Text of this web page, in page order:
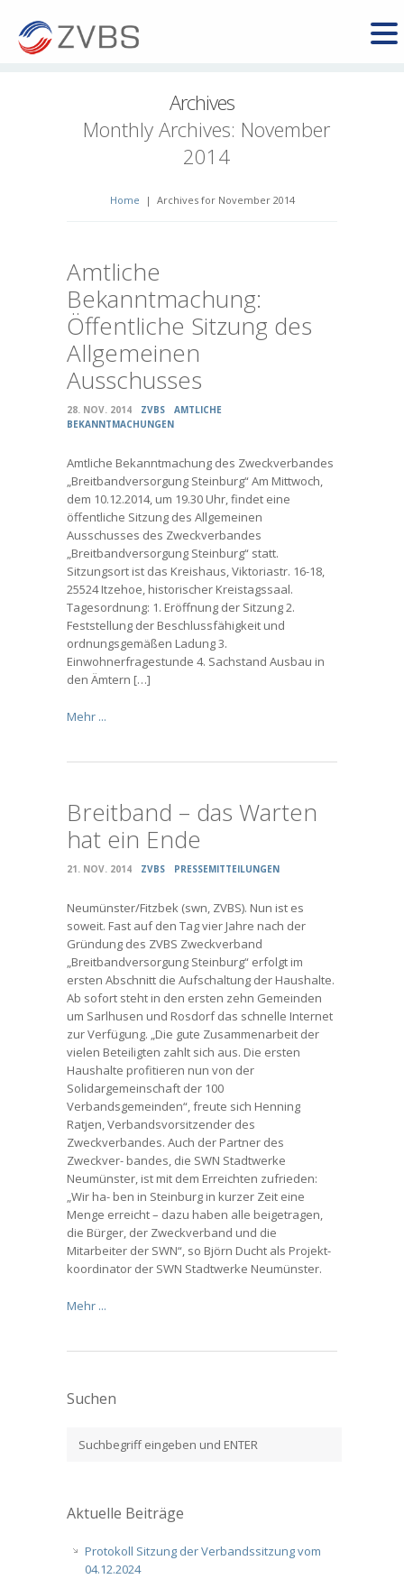
Archives
Monthly Archives: November
2014
Home | Archives for November 2014
Amtliche
Bekanntmachung:
Öffentliche Sitzung des
Allgemeinen
Ausschusses
28. NOV. 2014 ZVBS
AMTLICHE
BEKANNTMACHUNGEN
Amtliche Bekanntmachung des Zweckverbandes
„Breitbandversorgung Steinburg“ Am Mittwoch,
dem 10.12.2014, um 19.30 Uhr, findet eine
öffentliche Sitzung des Allgemeinen
Ausschusses des Zweckverbandes
„Breitbandversorgung Steinburg“ statt.
Sitzungsort ist das Kreishaus, Viktoriastr. 16-18,
25524 Itzehoe, historischer Kreistagssaal.
Tagesordnung: 1. Eröffnung der Sitzung 2.
Feststellung der Beschlussfähigkeit und
ordnungsgemäßen Ladung 3.
Einwohnerfragestunde 4. Sachstand Ausbau in
den Ämtern […]
Mehr ...
Breitband – das Warten
hat ein Ende
21. NOV. 2014 ZVBS PRESSEMITTEILUNGEN
Neumünster/Fitzbek (swn, ZVBS). Nun ist es
soweit. Fast auf den Tag vier Jahre nach der
Gründung des ZVBS Zweckverband
„Breitbandversorgung Steinburg“ erfolgt im
ersten Abschnitt die Aufschaltung der Haushalte.
Ab sofort steht in den ersten zehn Gemeinden
um Sarlhusen und Rosdorf das schnelle Internet
zur Verfügung. „Die gute Zusammenarbeit der
vielen Beteiligten zahlt sich aus. Die ersten
Haushalte profitieren nun von der
Solidargemeinschaft der 100
Verbandsgemeinden“, freute sich Henning
Ratjen, Verbandsvorsitzender des
Zweckverbandes. Auch der Partner des
Zweckver- bandes, die SWN Stadtwerke
Neumünster, ist mit dem Erreichten zufrieden:
„Wir ha- ben in Steinburg in kurzer Zeit eine
Menge erreicht – dazu haben alle beigetragen,
die Bürger, der Zweckverband und die
Mitarbeiter der SWN“, so Björn Ducht als Projekt-
koordinator der SWN Stadtwerke Neumünster.
Mehr ...
Suchen
Aktuelle Beiträge
Protokoll Sitzung der Verbandssitzung vom
04.12.2024